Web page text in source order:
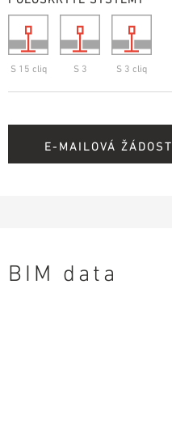
S 15 cliq S 3 S 3 cliq
E-MAILOVÁ ŽÁDOST
BIM data